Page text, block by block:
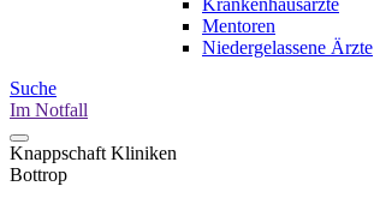
Krankenhausärzte
Mentoren
Niedergelassene Ärzte
Suche
Im Notfall
Knappschaft Kliniken
Bottrop